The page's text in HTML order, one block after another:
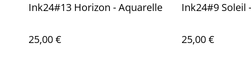
Ink24#13 Horizon - Aquarelle
25,00 €
Ink24#9 Soleil
25,00 €